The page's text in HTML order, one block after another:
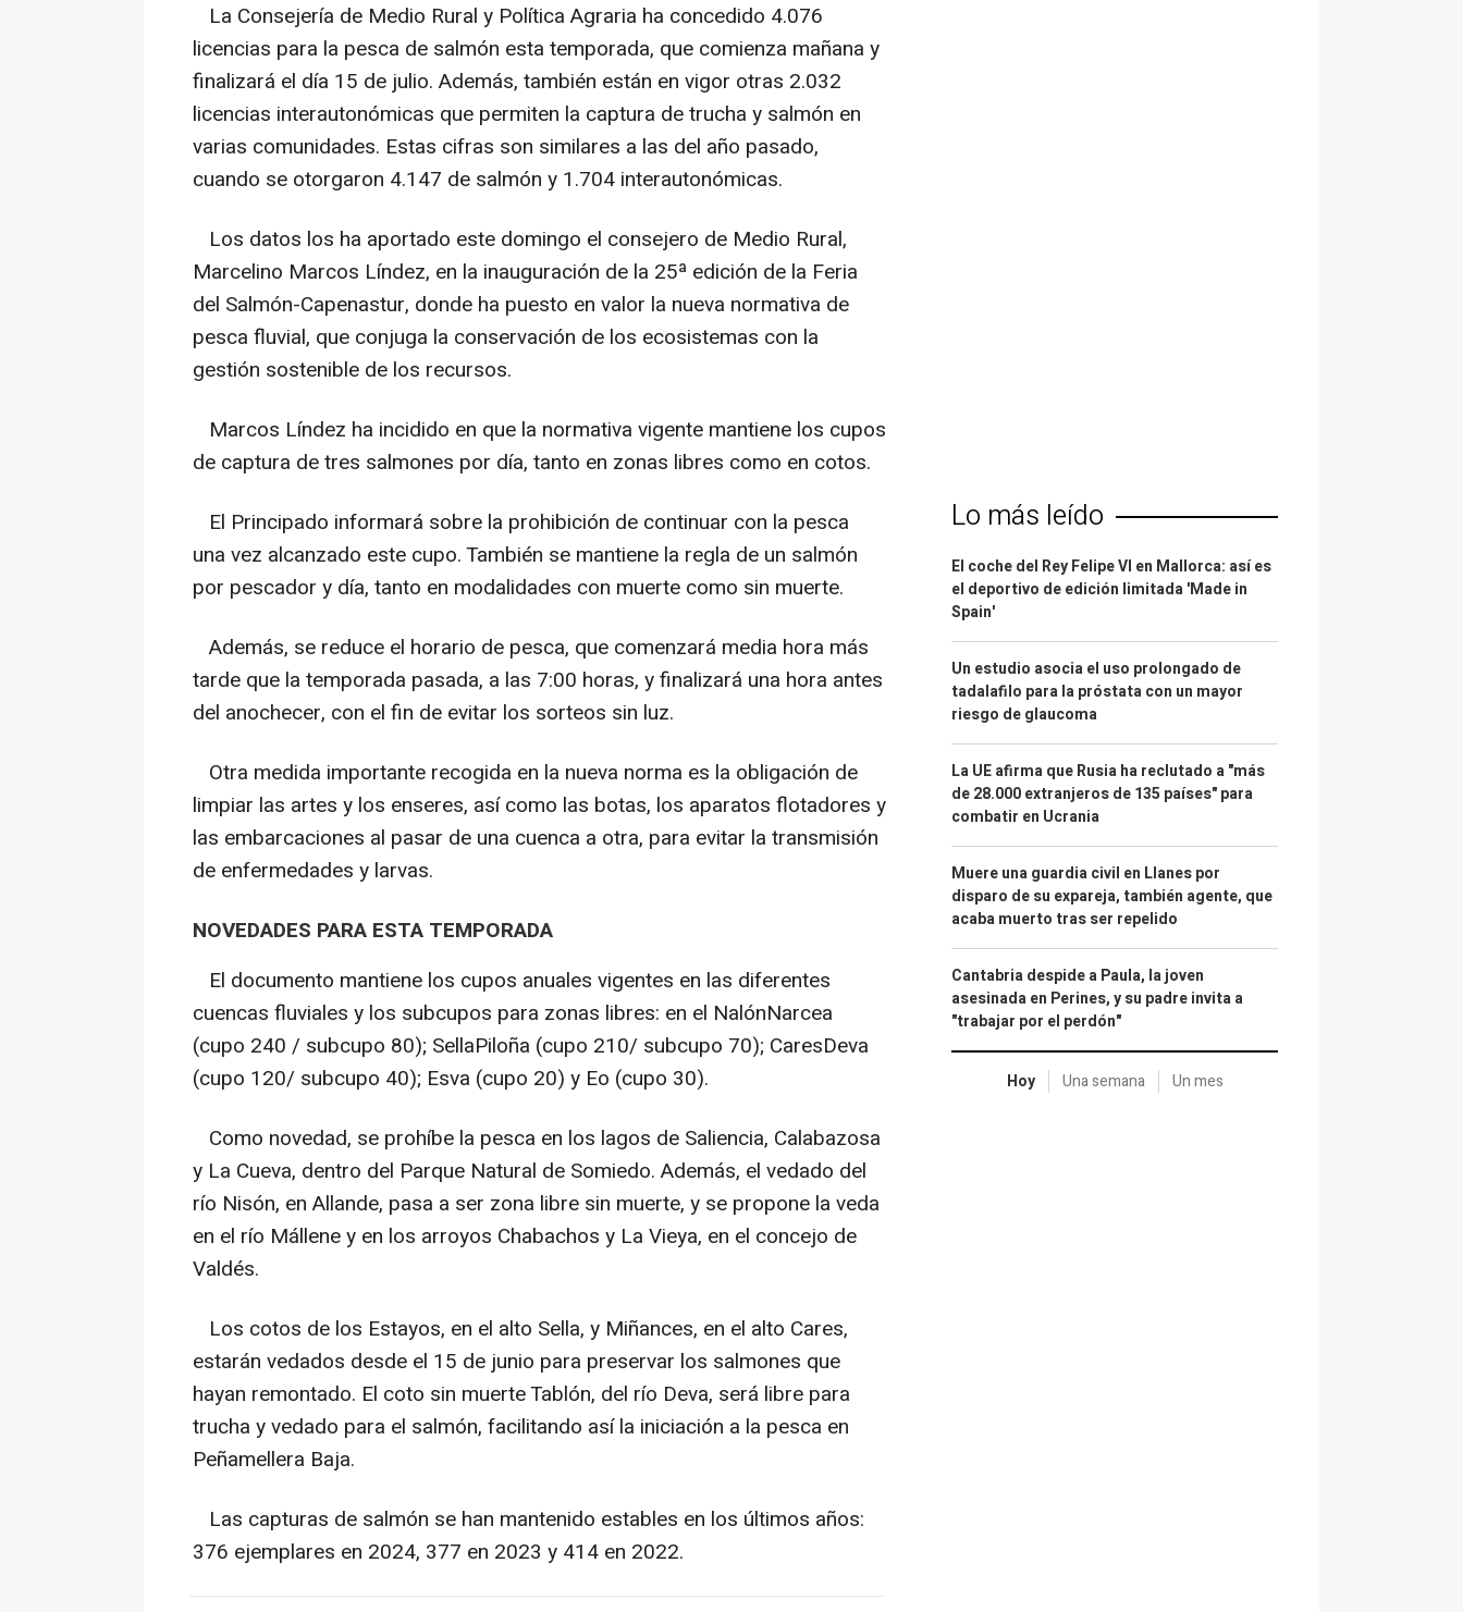
La Consejería de Medio Rural y Política Agraria ha concedido 4.076
licencias para la pesca de salmón esta temporada, que comienza mañana y
finalizará el día 15 de julio. Además, también están en vigor otras 2.032
licencias interautonómicas que permiten la captura de trucha y salmón en
varias comunidades. Estas cifras son similares a las del año pasado,
cuando se otorgaron 4.147 de salmón y 1.704 interautonómicas.
Los datos los ha aportado este domingo el consejero de Medio Rural,
Marcelino Marcos Líndez, en la inauguración de la 25ª edición de la Feria
del Salmón-Capenastur, donde ha puesto en valor la nueva normativa de
pesca fluvial, que conjuga la conservación de los ecosistemas con la
gestión sostenible de los recursos.
Marcos Líndez ha incidido en que la normativa vigente mantiene los cupos
de captura de tres salmones por día, tanto en zonas libres como en cotos.
El Principado informará sobre la prohibición de continuar con la pesca
una vez alcanzado este cupo. También se mantiene la regla de un salmón
por pescador y día, tanto en modalidades con muerte como sin muerte.
Además, se reduce el horario de pesca, que comenzará media hora más
tarde que la temporada pasada, a las 7:00 horas, y finalizará una hora antes
del anochecer, con el fin de evitar los sorteos sin luz.
Otra medida importante recogida en la nueva norma es la obligación de
limpiar las artes y los enseres, así como las botas, los aparatos flotadores y
las embarcaciones al pasar de una cuenca a otra, para evitar la transmisión
de enfermedades y larvas.
NOVEDADES PARA ESTA TEMPORADA
El documento mantiene los cupos anuales vigentes en las diferentes
cuencas fluviales y los subcupos para zonas libres: en el NalónNarcea
(cupo 240 / subcupo 80); SellaPiloña (cupo 210/ subcupo 70); CaresDeva
(cupo 120/ subcupo 40); Esva (cupo 20) y Eo (cupo 30).
Como novedad, se prohíbe la pesca en los lagos de Saliencia, Calabazosa
y La Cueva, dentro del Parque Natural de Somiedo. Además, el vedado del
río Nisón, en Allande, pasa a ser zona libre sin muerte, y se propone la veda
en el río Mállene y en los arroyos Chabachos y La Vieya, en el concejo de
Valdés.
Los cotos de los Estayos, en el alto Sella, y Miñances, en el alto Cares,
estarán vedados desde el 15 de junio para preservar los salmones que
hayan remontado. El coto sin muerte Tablón, del río Deva, será libre para
trucha y vedado para el salmón, facilitando así la iniciación a la pesca en
Peñamellera Baja.
Las capturas de salmón se han mantenido estables en los últimos años:
376 ejemplares en 2024, 377 en 2023 y 414 en 2022.
Lo más leído
El coche del Rey Felipe VI en Mallorca: así es
el deportivo de edición limitada 'Made in
Spain'
Un estudio asocia el uso prolongado de
tadalafilo para la próstata con un mayor
riesgo de glaucoma
La UE afirma que Rusia ha reclutado a "más
de 28.000 extranjeros de 135 países" para
combatir en Ucrania
Muere una guardia civil en Llanes por
disparo de su expareja, también agente, que
acaba muerto tras ser repelido
Cantabria despide a Paula, la joven
asesinada en Perines, y su padre invita a
"trabajar por el perdón"
Hoy Una semana Un mes